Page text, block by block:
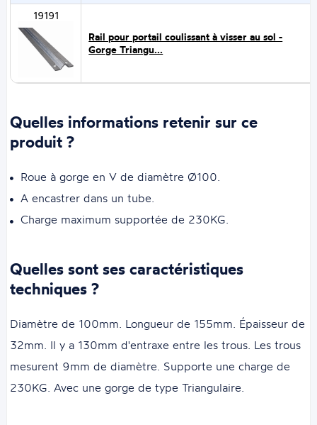
19191
Rail pour portail coulissant à visser au sol -
Gorge Triangu...
Quelles informations retenir sur ce
produit ?
Roue à gorge en V de diamètre Ø100.
A encastrer dans un tube.
Charge maximum supportée de 230KG.
Quelles sont ses caractéristiques
techniques ?
Diamètre de 100mm. Longueur de 155mm. Épaisseur de
32mm. Il y a 130mm d'entraxe entre les trous. Les trous
mesurent 9mm de diamètre. Supporte une charge de
230KG. Avec une gorge de type Triangulaire.